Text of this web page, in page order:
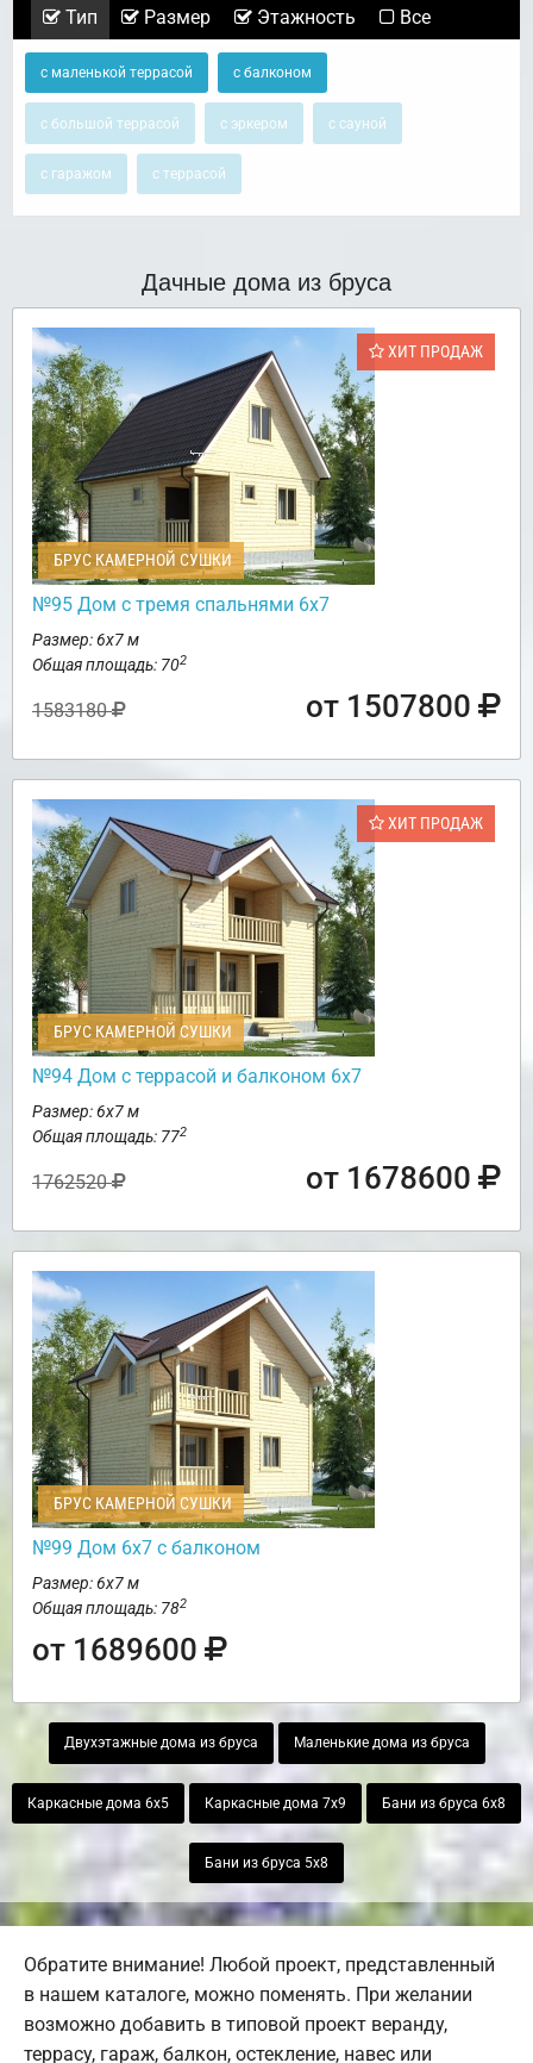
Тип Размер Этажность Все
с маленькой террасой с балконом
с большой террасой с эркером с сауной
с гаражом с террасой
Дачные дома из бруса
ХИТ ПРОДАЖ
БРУС КАМЕРНОЙ СУШКИ
№95 Дом с тремя спальнями 6х7
Размер: 6х7 м
Общая площадь: 702
1583180 от 1507800
ХИТ ПРОДАЖ
БРУС КАМЕРНОЙ СУШКИ
№94 Дом с террасой и балконом 6х7
Размер: 6х7 м
Общая площадь: 772
1762520 от 1678600
БРУС КАМЕРНОЙ СУШКИ
№99 Дом 6х7 с балконом
Размер: 6х7 м
Общая площадь: 782
от 1689600
Двухэтажные дома из бруса Маленькие дома из бруса
Каркасные дома 6х5 Каркасные дома 7х9 Бани из бруса 6х8
Бани из бруса 5х8
Обратите внимание! Любой проект, представленный
в нашем каталоге, можно поменять. При желании
возможно добавить в типовой проект веранду,
террасу, гараж, балкон, остекление, навес или